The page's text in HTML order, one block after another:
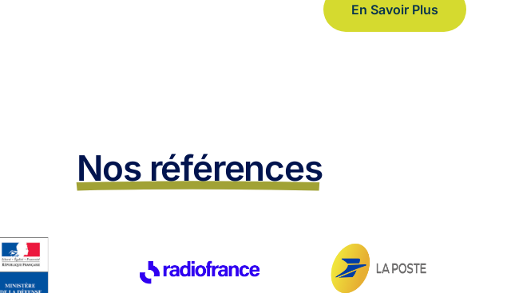
En Savoir Plus
Nos références